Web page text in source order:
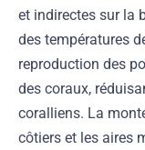
et indirectes sur la
des températures
reproduction des
des coraux,
coralliens. La
côtiers et les aires